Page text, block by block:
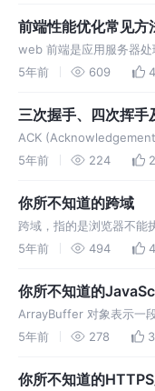
缩短网页请求资源的距离
用，还可以减少带宽，降
前端性能优化常见方
web 前端是应用服务器处
CSS、javascript、image
整的请求要经过 DNS 寻
5年前 609 4
三次握手、四次挥手
ACK (Acknowledgement
给发送站的一种传输类控
SYN（同步序列编号）报
5年前 224 2
你所不知道的跨域
跨域，指的是浏览器不能
略造成的，是浏览器对
Cookie、LocalStorage
5年前 494 4
你所不知道的
对象
ArrayBuffer 对象表示一
过这个对象，JavaScript
片文件的内容就可以通过
5年前 278 3
你所不知道的